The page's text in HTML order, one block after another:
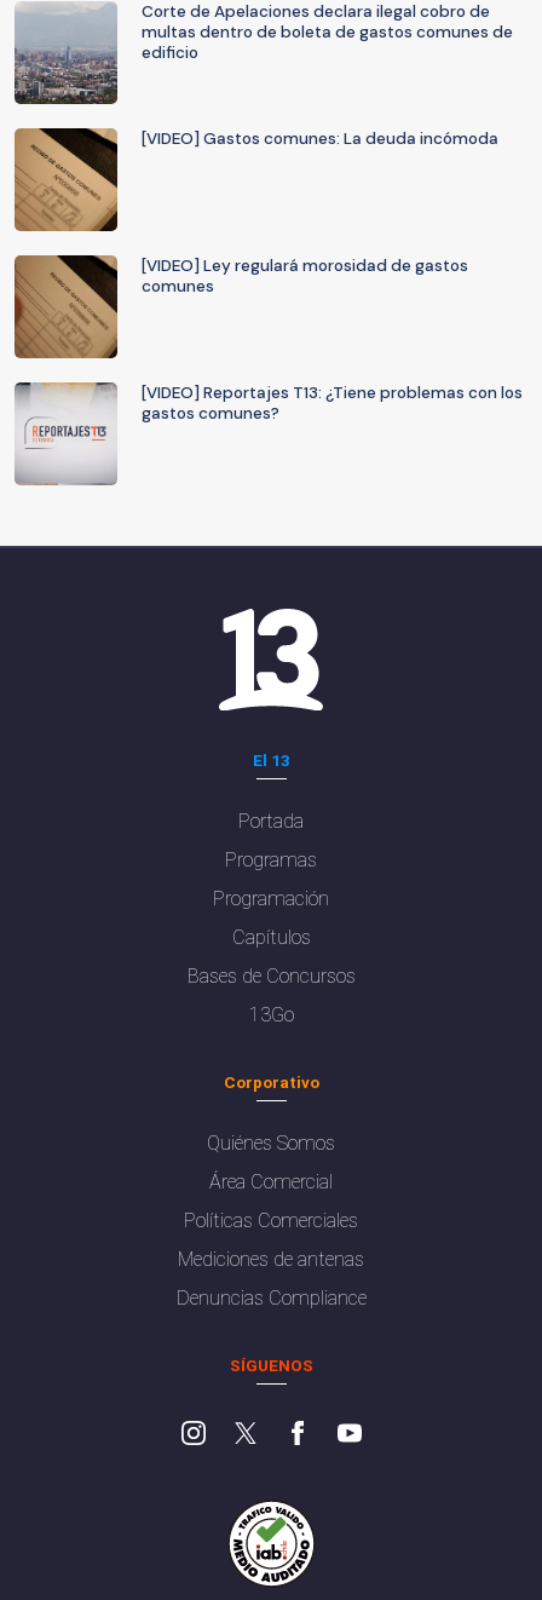
Corte de Apelaciones declara ilegal cobro de
multas dentro de boleta de gastos comunes de
edificio
[VIDEO] Gastos comunes: La deuda incómoda
[VIDEO] Ley regulará morosidad de gastos
comunes
[VIDEO] Reportajes T13: ¿Tiene problemas con los
gastos comunes?
El 13
Portada
Programas
Programación
Capítulos
Bases de Concursos
13Go
Corporativo
Quiénes Somos
Área Comercial
Políticas Comerciales
Mediciones de antenas
Denuncias Compliance
SÍGUENOS